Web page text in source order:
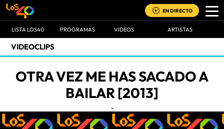
EN DIRECTO
LISTA LOS40 PROGRAMAS VIDEOS ARTISTAS
VIDEOCLIPS
OTRA VEZ ME HAS SACADO A
BAILAR [2013]
-